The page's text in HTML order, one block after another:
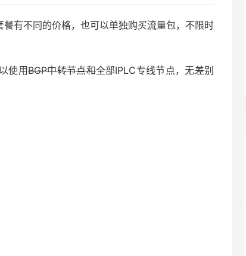
有不同的价格，也可以单独购买流量包，不限时
使用BGP中转节点和全部IPLC专线节点，无差别